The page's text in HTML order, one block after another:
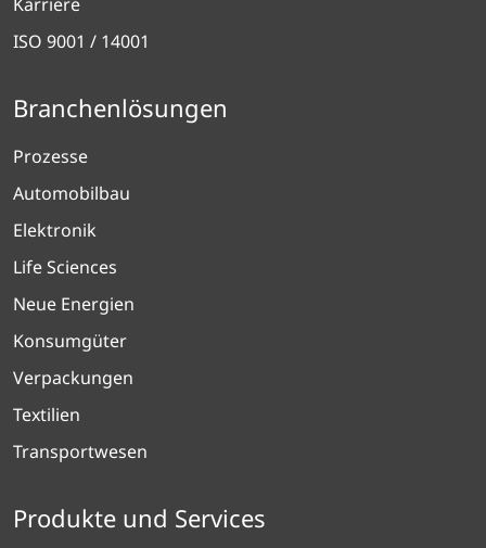
ISO 9001 / 14001
Branchenlösungen
Prozesse
Automobilbau
Elektronik
Life Sciences
Neue Energien
Konsumgüter
Verpackungen
Textilien
Transportwesen
Produkte und Services